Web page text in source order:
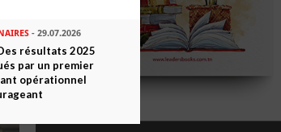
- 29.07.2026
résultats 2025
par un premier
opérationnel